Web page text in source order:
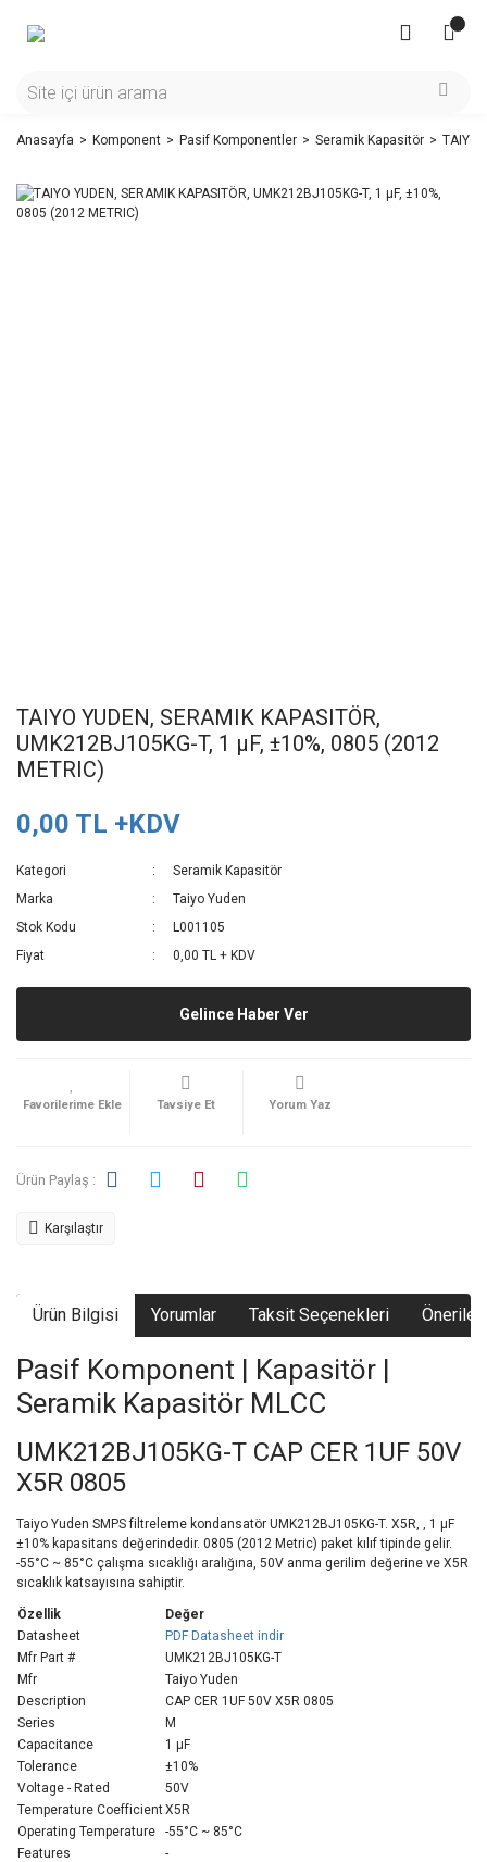
Anasayfa Komponent Pasif Komponentler Seramik Kapasitör TAIYO
TAIYO YUDEN, SERAMIK KAPASITÖR,
UMK212BJ105KG-T, 1 µF, ±10%, 0805 (2012
METRIC)
0,00 TL +KDV
Kategori
Seramik Kapasitör
Marka
Taiyo Yuden
Stok Kodu
L001105
Fiyat
0,00 TL + KDV
Gelince Haber Ver
Tavsiye Et Yorum Yaz
Ürün Paylaş :
Karşılaştır
Ürün Bilgisi Yorumlar Taksit Seçenekleri
Pasif Komponent | Kapasitör |
Seramik Kapasitör MLCC
UMK212BJ105KG-T CAP CER 1UF 50V
X5R 0805
Taiyo Yuden SMPS filtreleme kondansatör UMK212BJ105KG-T. X5R, , 1 µF
±10% kapasitans değerindedir. 0805 (2012 Metric) paket kılıf tipinde gelir.
-55°C ~ 85°C çalışma sıcaklığı aralığına, 50V anma gerilim değerine ve X5R
sıcaklık katsayısına sahiptir.
Özellik
Değer
Datasheet
PDF Datasheet indir
Mfr Part #
UMK212BJ105KG-T
Mfr
Taiyo Yuden
Description
CAP CER 1UF 50V X5R 0805
Series
M
Capacitance
1 µF
Tolerance
±10%
Voltage - Rated
50V
Temperature CoefficientX5R
Operating Temperature
-55°C ~ 85°C
Features
-